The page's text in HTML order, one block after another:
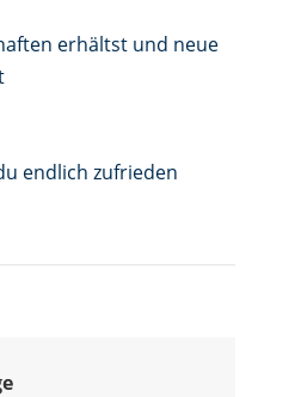
erhältst und neue
endlich zufrieden